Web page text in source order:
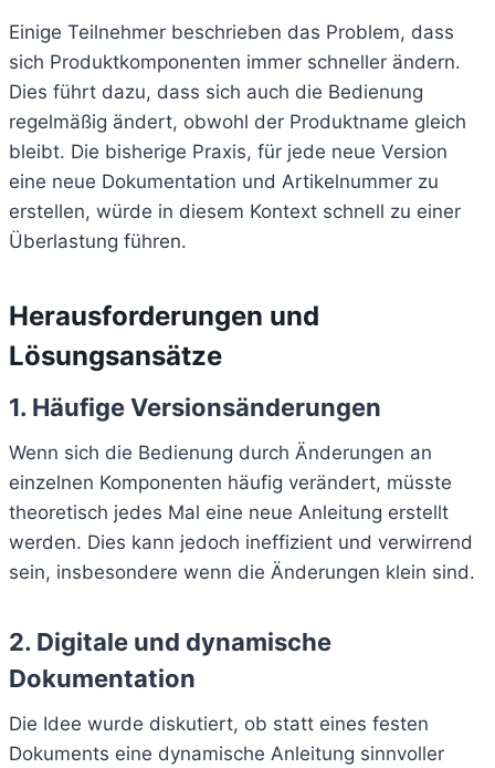
Einige Teilnehmer beschrieben das Problem, dass
sich Produktkomponenten immer schneller ändern.
Dies führt dazu, dass sich auch die Bedienung
regelmäßig ändert, obwohl der Produktname gleich
bleibt. Die bisherige Praxis, für jede neue Version
eine neue Dokumentation und Artikelnummer zu
erstellen, würde in diesem Kontext schnell zu einer
Überlastung führen.
Herausforderungen und
Lösungsansätze
1. Häufige Versionsänderungen
Wenn sich die Bedienung durch Änderungen an
einzelnen Komponenten häufig verändert, müsste
theoretisch jedes Mal eine neue Anleitung erstellt
werden. Dies kann jedoch ineffizient und verwirrend
sein, insbesondere wenn die Änderungen klein sind.
2. Digitale und dynamische
Dokumentation
Die Idee wurde diskutiert, ob statt eines festen
Dokuments eine dynamische Anleitung sinnvoller